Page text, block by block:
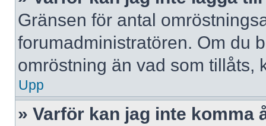
Gränsen för antal
forumadministratören. Om du
omröstning än vad som tillåts,
Upp
» Varför kan jag inte komma